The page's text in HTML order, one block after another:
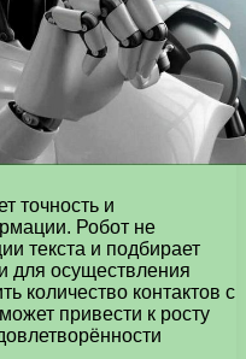
точность и
Робот не
текста и подбирает
для осуществления
количество контактов с
привести к росту